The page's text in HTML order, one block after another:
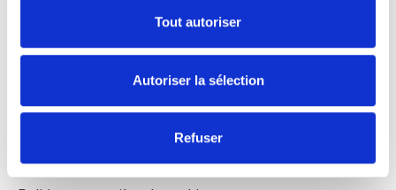
Tout autoriser
Autoriser la sélection
Refuser
À propos de Knitting for Olive
Expédition et livraison
Formulaire de rétractation
Confidentialité